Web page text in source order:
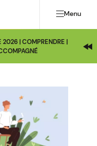
Menu
2026 | COMPRENDRE |